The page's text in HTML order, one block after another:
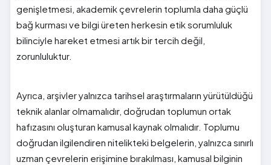
genişletmesi, akademik çevrelerin toplumla daha güçlü
bağ kurması ve bilgi üreten herkesin etik sorumluluk
bilinciyle hareket etmesi artık bir tercih değil,
zorunluluktur.
Ayrıca, arşivler yalnızca tarihsel araştırmaların yürütüldüğü
teknik alanlar olmamalıdır, doğrudan toplumun ortak
hafızasını oluşturan kamusal kaynak olmalıdır. Toplumu
doğrudan ilgilendiren nitelikteki belgelerin, yalnızca sınırlı
uzman çevrelerin erişimine bırakılması, kamusal bilginin